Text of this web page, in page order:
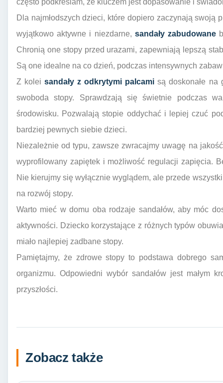
Dla najmłodszych dzieci, które dopiero zaczynają swoją
wyjątkowo aktywne i niezdarne, sandały zabudowane
Chronią one stopy przed urazami, zapewniają lepszą
Są one idealne na co dzień, podczas intensywnych
Z koleisandały z odkrytymi palcami są doskonałe na
swoboda stopy. Sprawdzają się świetnie podczas
środowisku. Pozwalają stopie oddychać i lepiej czuć
bardziej pewnych siebie dzieci.
Niezależnie od typu, zawsze zwracajmy uwagę na
wyprofilowany zapiętek i możliwość regulacji zapięcia.
Nie kierujmy się wyłącznie wyglądem, ale przede
na rozwój stopy.
Warto mieć w domu oba rodzaje sandałów, aby móc
aktywności. Dziecko korzystające z różnych typów
miało najlepiej zadbane stopy.
Pamiętajmy, że zdrowe stopy to podstawa dobrego
organizmu. Odpowiedni wybór sandałów jest małym
przyszłości.
Zobacz także